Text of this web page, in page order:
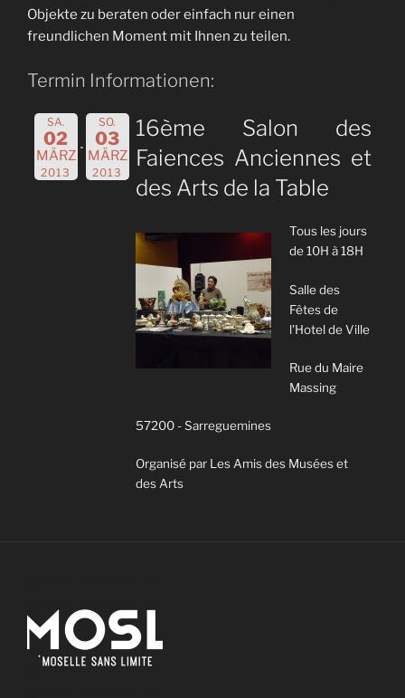
Objekte zu beraten oder einfach nur einen
freundlichen Moment mit Ihnen zu teilen.
Termin Informationen:
SA.
02
MÄRZ
2013
SO.
03
MÄRZ
2013
16ème Salon des
Faiences Anciennes et
des Arts de la Table
Tous les jours
de 10H à 18H
Salle des
Fêtes de
l'Hotel de Ville
Rue du Maire
Massing
57200 - Sarreguemines
Organisé par Les Amis des Musées et
des Arts